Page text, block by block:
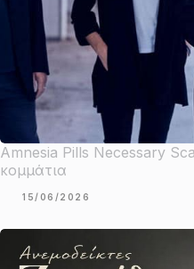
Amnesia Pills Necessary
κομμάτια
15/06/2026